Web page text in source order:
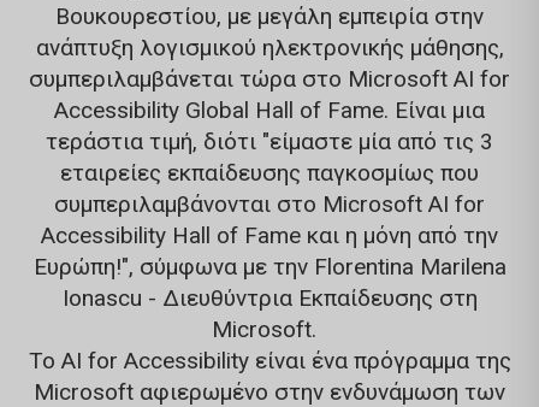
Βουκουρεστίου, με μεγάλη εμπειρία στην
ανάπτυξη λογισμικού ηλεκτρονικής μάθησης,
συμπεριλαμβάνεται τώρα στο Microsoft AI for
Accessibility Global Hall of Fame. Είναι μια
τεράστια τιμή, διότι "είμαστε μία από τις 3
εταιρείες εκπαίδευσης παγκοσμίως που
συμπεριλαμβάνονται στο Microsoft AI for
Accessibility Hall of Fame και η μόνη από την
Ευρώπη!", σύμφωνα με την Florentina Marilena
Ionascu - Διευθύντρια Εκπαίδευσης στη
Microsoft.
Το AI for Accessibility είναι ένα πρόγραμμα της
Microsoft αφιερωμένο στην ενδυνάμωση των